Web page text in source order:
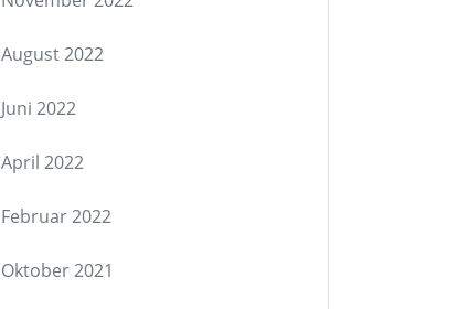
August 2022
Juni 2022
April 2022
Februar 2022
Oktober 2021